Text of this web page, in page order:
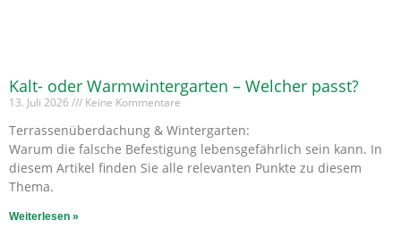
Kalt- oder Warmwintergarten – Welcher passt?
13. Juli 2026 Keine Kommentare
Terrassenüberdachung & Wintergarten:
Warum die falsche Befestigung lebensgefährlich sein kann. In
diesem Artikel finden Sie alle relevanten Punkte zu diesem
Thema.
Weiterlesen »